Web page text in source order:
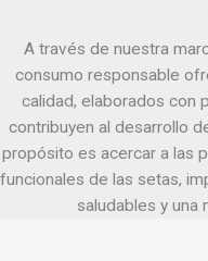
A través de nuestra
consumo responsable
calidad, elaborados con
contribuyen al desarrollo
propósito es acercar a las
funcionales de las setas,
saludables y una